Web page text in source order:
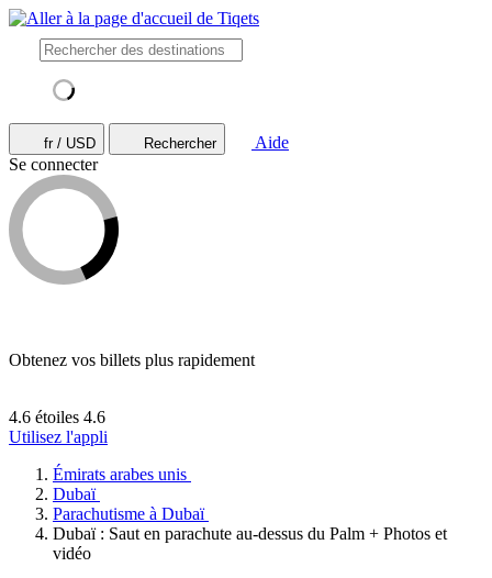
fr / USD Rechercher
Aide
Se connecter
Obtenez vos billets plus rapidement
4.6 étoiles 4.6
Utilisez l'appli
Émirats arabes unis
Dubaï
Parachutisme à Dubaï
Dubaï : Saut en parachute au-dessus du Palm + Photos et
vidéo